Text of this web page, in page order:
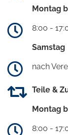
Montag
8:00 -
Samstag
nach
Teile &
Montag
8:00 -